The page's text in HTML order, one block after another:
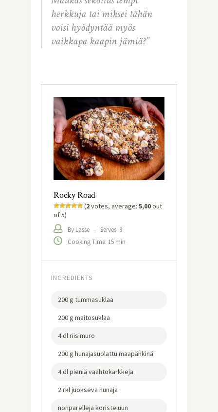
herkkuja tai miksei tähän
voisi hyödyntää myös
vaikkapa kaapin jämiä?”
Rocky Road
(2votes, average: 5,00out
of 5)
By Lasse – Serves: 8
Cooking Time: 15 min
INGREDIENTS
200 g tummasuklaa
200 g maitosuklaa
4 dl riisimuro
200 g hunajasuolattu maapähkinä
4 dl pieniä vaahtokarkkeja
2 rkl juokseva hunaja
nonparelleja koristeluun